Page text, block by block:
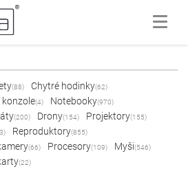
(88) Chytré hodinky(62)
konzole(4) Notebooky(970)
(200) Drony(154) Projektory(155)
Reproduktory(855)
(66) Procesory(109) Myši(546)
(22)